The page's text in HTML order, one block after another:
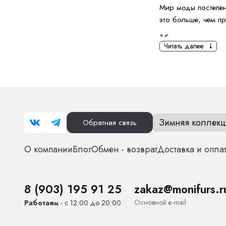
Мир моды
это больше, чем
Как
Определите
Обратите
Выбирайте
И помните:
образе!
Для
Читать далее
Обратная связь Зимняя
О компанииБлогОбмен - возвратДоставка и
8 (903) 195 91 25
Работаем - с 12:00 до 20:00 Основной е-mail